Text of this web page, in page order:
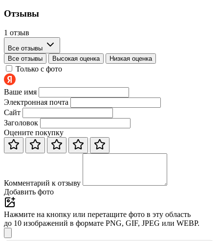
Отзывы
1 отзыв
Все отзывы
Все отзывы
Высокая оценка Низкая оценка
Только с фото
Ваше имя
Электронная почта
Сайт
Заголовок
Оцените покупку
Комментарий к отзыву
Добавить фото
Нажмите на кнопку или перетащите фото в эту область
до 10 изображений в формате PNG, GIF, JPEG или WEBP.